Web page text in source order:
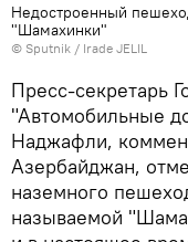
Недостроенный
"Шамахинки"
© Sputnik / Irade JELIL
Пресс-секретарь
"Автомобильные
Наджафли,
Азербайджан,
наземного
называемой